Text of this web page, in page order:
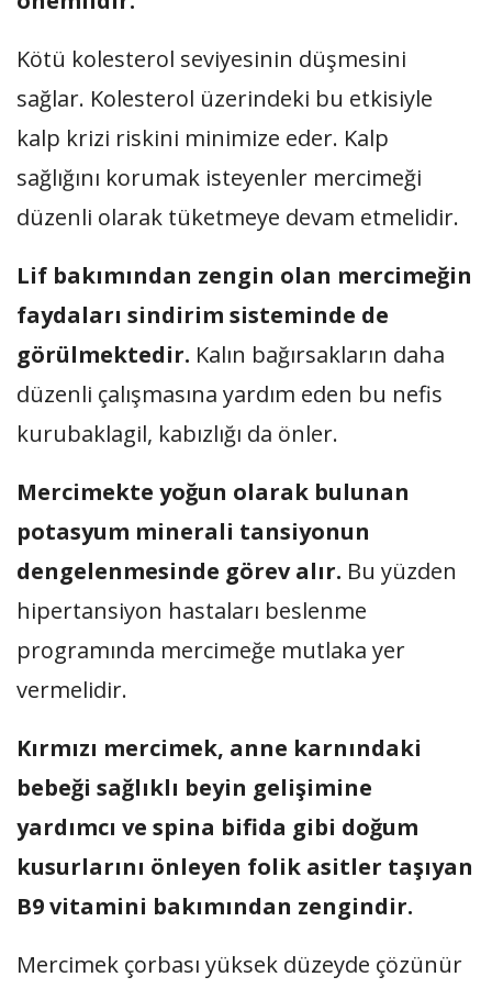
Kötü kolesterol seviyesinin düşmesini
sağlar. Kolesterol üzerindeki bu etkisiyle
kalp krizi riskini minimize eder. Kalp
sağlığını korumak isteyenler mercimeği
düzenli olarak tüketmeye devam etmelidir.
Lif bakımından zengin olan mercimeğin
faydaları sindirim sisteminde de
görülmektedir. Kalın bağırsakların daha
düzenli çalışmasına yardım eden bu nefis
kurubaklagil, kabızlığı da önler.
Mercimekte yoğun olarak bulunan
potasyum minerali tansiyonun
dengelenmesinde görev alır. Bu yüzden
hipertansiyon hastaları beslenme
programında mercimeğe mutlaka yer
vermelidir.
Kırmızı mercimek, anne karnındaki
bebeği sağlıklı beyin gelişimine
yardımcı ve spina bifida gibi doğum
kusurlarını önleyen folik asitler taşıyan
B9 vitamini bakımından zengindir.
Mercimek çorbası yüksek düzeyde çözünür